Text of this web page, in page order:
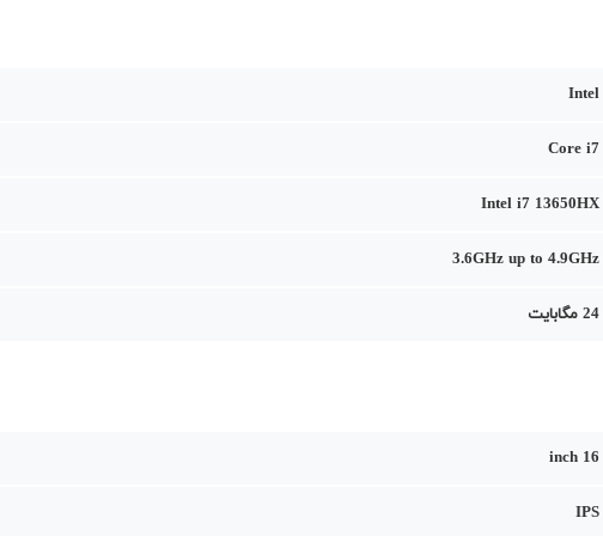
Intel
Core i7
Intel i7 13650HX
3.6GHz up to 4.9GHz
24 مگابایت
16 inch
IPS